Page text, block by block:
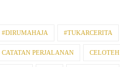
#DIRUMAHAJA #TUKARCERITA
CATATAN PERJALANAN CELOTEH